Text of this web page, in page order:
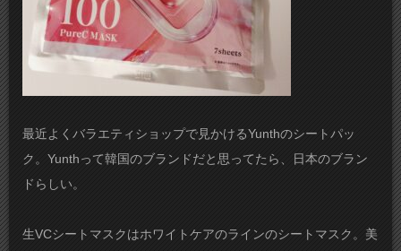
最近よくバラエティショップで見かけるYunthのシートパッ
ク。Yunthって韓国のブランドだと思ってたら、日本のブラン
ドらしい。
生VCシートマスクはホワイトケアのラインのシートマスク。美